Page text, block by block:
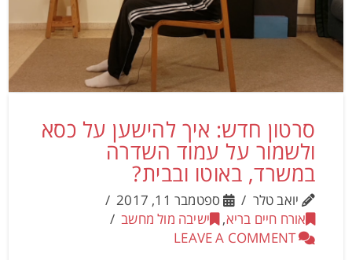
סרטון חדש: איך להישען על כסא
ולשמור על עמוד השדרה
במשרד, באוטו ובבית?
יואב טלר
ספטמבר 11, 2017
אורח חיים בריא, ישיבה מול מחשב
LEAVE A COMMENT